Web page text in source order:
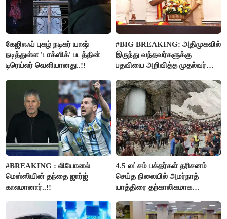
கேஜிஎஃப் புகழ் நடிகர் யாஷ்
நடித்துள்ள 'டாக்‌ஸிக்' படத்தின்
டிரெய்லர் வெளியானது..!!
#BIG BREAKING: அதிமுகவில்
இருந்து வந்தவர்களுக்கு
பதவியை அறிவித்த முதல்வர்
#BREAKING : லியோனல்
மெஸ்ஸியின் தந்தை ஜார்ஜ்
காலமானார்..!!
4.5 லட்சம் பக்தர்கள் தரிசனம்
செய்த நிலையில் அமர்நாத்
யாத்திரை தற்காலிகமாக